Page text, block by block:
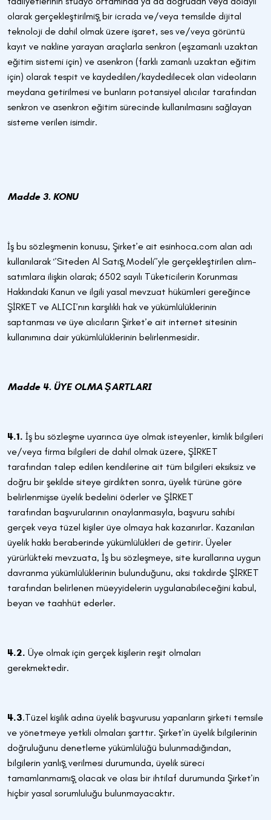
olarak gerçekleştirilmiş̧ bir icrada ve/veya temsilde dijital
teknoloji de dahil olmak üzere işaret, ses ve/veya görüntü
kayıt ve nakline yarayan araçlarla senkron (eşzamanlı uzaktan
eğitim sistemi için) ve asenkron (farklı zamanlı uzaktan eğitim
için) olarak tespit ve kaydedilen/kaydedilecek olan videoların
meydana getirilmesi ve bunların potansiyel alıcılar tarafından
senkron ve asenkron eğitim sürecinde kullanılmasını sağlayan
sisteme verilen isimdir.
Madde 3. KONU
İş bu sözleşmenin konusu, Şirket’e ait esinhoca.com alan adı
kullanılarak ‘’Siteden Al Satış̧ Modeli’’yle gerçekleştirilen alım-
satımlara ilişkin olarak; 6502 sayılı Tüketicilerin Korunması
Hakkındaki Kanun ve ilgili yasal mevzuat hükümleri gereğince
ŞİRKET ve ALICI’nın karşılıklı hak ve yükümlülüklerinin
saptanması ve üye alıcıların Şirket’e ait internet sitesinin
kullanımına dair yükümlülüklerinin belirlenmesidir.
Madde 4. ÜYE OLMA ŞARTLARI
4.1. İş bu sözleşme uyarınca üye olmak isteyenler, kimlik bilgileri
ve/veya firma bilgileri de dahil olmak üzere, ŞİRKET
tarafından talep edilen kendilerine ait tüm bilgileri eksiksiz ve
doğru bir şekilde siteye girdikten sonra, üyelik türüne göre
belirlenmişse üyelik bedelini öderler ve ŞİRKET
tarafından başvurularının onaylanmasıyla, başvuru sahibi
gerçek veya tüzel kişiler üye olmaya hak kazanırlar. Kazanılan
üyelik hakkı beraberinde yükümlülükleri de getirir. Üyeler
yürürlükteki mevzuata, İş bu sözleşmeye, site kurallarına uygun
davranma yükümlülüklerinin bulunduğunu, aksi takdirde ŞİRKET
tarafından belirlenen müeyyidelerin uygulanabileceğini kabul,
beyan ve taahhüt ederler.
4.2. Üye olmak için gerçek kişilerin reşit olmaları
gerekmektedir.
4.3.Tüzel kişilik adına üyelik başvurusu yapanların şirketi temsile
ve yönetmeye yetkili olmaları şarttır. Şirket’in üyelik bilgilerinin
doğruluğunu denetleme yükümlülüğü bulunmadığından,
bilgilerin yanlış̧ verilmesi durumunda, üyelik süreci
tamamlanmamış̧ olacak ve olası bir ihtilaf durumunda Şirket’in
hiçbir yasal sorumluluğu bulunmayacaktır.